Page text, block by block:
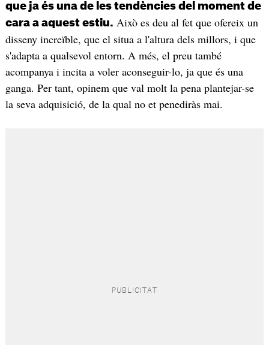
que ja és una de les tendències del moment de
cara a aquest estiu. Això es deu al fet que ofereix un
disseny increïble, que el situa a l'altura dels millors, i que
s'adapta a qualsevol entorn. A més, el preu també
acompanya i incita a voler aconseguir-lo, ja que és una
ganga. Per tant, opinem que val molt la pena plantejar-se
la seva adquisició, de la qual no et penediràs mai.